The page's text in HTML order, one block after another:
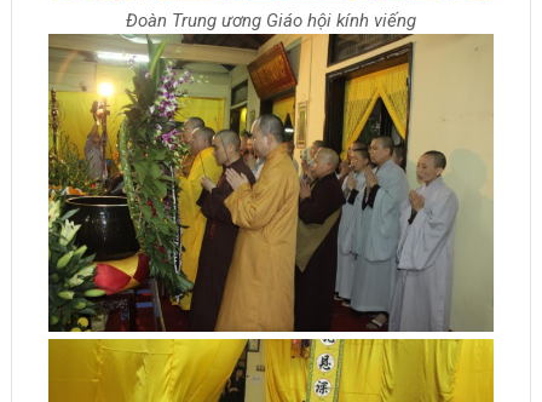
Đoàn Trung ương Giáo hội kính viếng